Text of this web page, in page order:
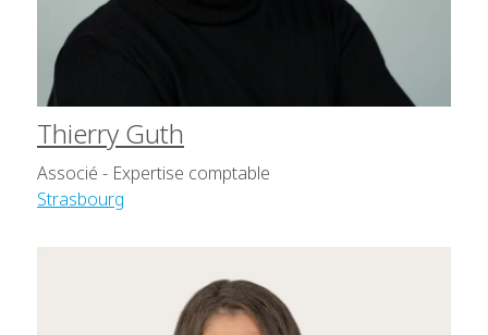
Thierry Guth
Associé - Expertise comptable
Strasbourg